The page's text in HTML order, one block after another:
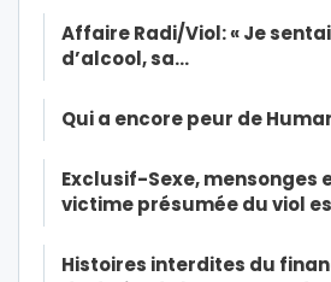
Affaire Radi/Viol: « Je
d’alcool, sa…
Qui a encore peur de
Exclusif-Sexe, mensonges
victime présumée du viol
Histoires interdites du